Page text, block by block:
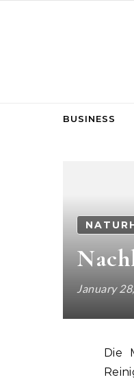
BUSINESS
January
Die